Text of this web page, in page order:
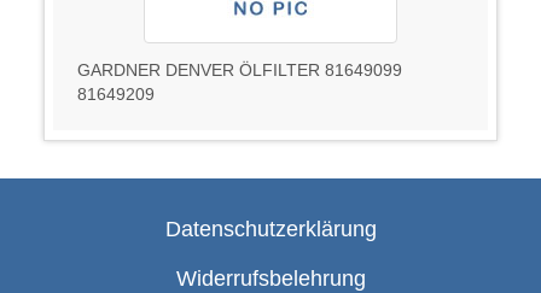
GARDNER DENVER ÖLFILTER 81649099
81649209
Datenschutzerklärung
Widerrufsbelehrung